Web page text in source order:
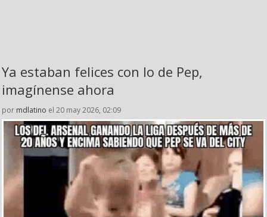
Ya estaban felices con lo de Pep,
imagínense ahora
por mdlatino el 20 may 2026, 02:09